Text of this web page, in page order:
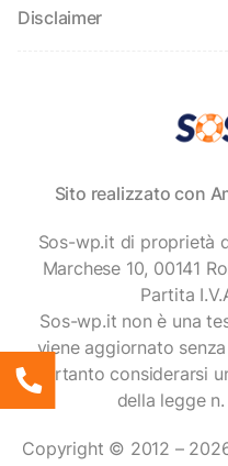
Disclaimer
Sito realizzato con
Sos-wp.it di proprietà
Marchese 10, 00141
Partita
Sos-wp.it non è una
viene aggiornato
pertanto considerarsi
della legge
Copyright © 2012 –